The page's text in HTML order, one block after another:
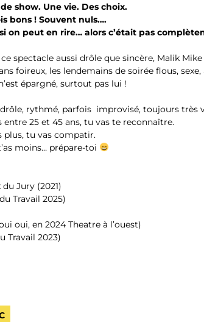
show. Une vie. Des choix.
bons ! Souvent nuls….
on peut en rire… alors c’était pas
spectacle aussi drôle que sincère, Malik
foireux, les lendemains de soirée flous,
épargné, surtout pas lui !
drôle, rythmé, parfois improvisé, toujours très
entre 25 et 45 ans, tu vas te reconnaître.
plus, tu vas compatir.
moins… prépare-toi
Jury (2021)
Travail 2025)
oui, en 2024 Theatre à l’ouest)
Travail 2023)